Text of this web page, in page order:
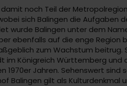
noch Teil der
sich Balingen die
wurde Balingen unter dem
ebenfalls auf die enge
zum Wachstum
Königreich Württemberg
Jahren. Sehenswert
Balingen gilt als